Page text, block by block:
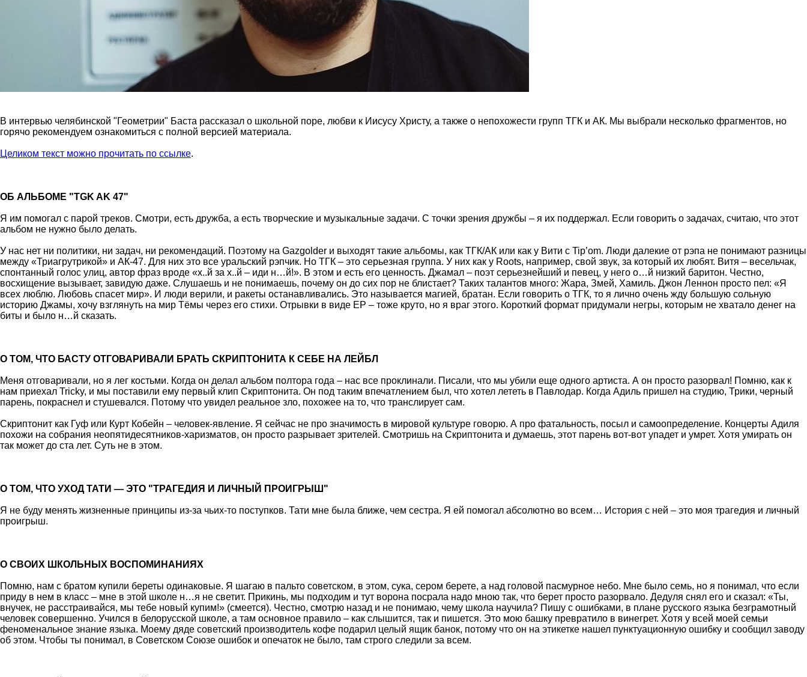
В интервью челябинской "Геометрии" Баста рассказал о школьной поре, любви к Иисусу Христу, а также о непохожести групп ТГК и АК. Мы выбрали несколько фрагментов, но
горячо рекомендуем ознакомиться с полной версией материала.
Целиком текст можно прочитать по ссылке.
ОБ АЛЬБОМЕ "TGK AK 47"
Я им помогал с парой треков. Смотри, есть дружба, а есть творческие и музыкальные задачи. С точки зрения дружбы – я их поддержал. Если говорить о задачах, считаю, что этот
альбом не нужно было делать.
У нас нет ни политики, ни задач, ни рекомендаций. Поэтому на Gazgolder и выходят такие альбомы, как ТГК/АК или как у Вити с Tip’om. Люди далекие от рэпа не понимают разницы
между «Триагрутрикой» и АК-47. Для них это все уральский рэпчик. Но ТГК – это серьезная группа. У них как у Roots, например, свой звук, за который их любят. Витя – весельчак,
спонтанный голос улиц, автор фраз вроде «х..й за х..й – иди н…й!». В этом и есть его ценность. Джамал – поэт серьезнейший и певец, у него о…й низкий баритон. Честно,
восхищение вызывает, завидую даже. Слушаешь и не понимаешь, почему он до сих пор не блистает? Таких талантов много: Жара, Змей, Хамиль. Джон Леннон просто пел: «Я
всех люблю. Любовь спасет мир». И люди верили, и ракеты останавливались. Это называется магией, братан. Если говорить о ТГК, то я лично очень жду большую сольную
историю Джамы, хочу взглянуть на мир Тёмы через его стихи. Отрывки в виде EP – тоже круто, но я враг этого. Короткий формат придумали негры, которым не хватало денег на
биты и было н…й сказать.
О ТОМ, ЧТО БАСТУ ОТГОВАРИВАЛИ БРАТЬ СКРИПТОНИТА К СЕБЕ НА ЛЕЙБЛ
Меня отговаривали, но я лег костьми. Когда он делал альбом полтора года – нас все проклинали. Писали, что мы убили еще одного артиста. А он просто разорвал! Помню, как к
нам приехал Tricky, и мы поставили ему первый клип Скриптонита. Он под таким впечатлением был, что хотел лететь в Павлодар. Когда Адиль пришел на студию, Трики, черный
парень, покраснел и стушевался. Потому что увидел реальное зло, похожее на то, что транслирует сам.
Скриптонит как Гуф или Курт Кобейн – человек-явление. Я сейчас не про значимость в мировой культуре говорю. А про фатальность, посыл и самоопределение. Концерты Адиля
похожи на собрания неопятидесятников-харизматов, он просто разрывает зрителей. Смотришь на Скриптонита и думаешь, этот парень вот-вот упадет и умрет. Хотя умирать он
так может до ста лет. Суть не в этом.
О ТОМ, ЧТО УХОД ТАТИ — ЭТО "ТРАГЕДИЯ И ЛИЧНЫЙ ПРОИГРЫШ"
Я не буду менять жизненные принципы из-за чьих-то поступков. Тати мне была ближе, чем сестра. Я ей помогал абсолютно во всем… История с ней – это моя трагедия и личный
проигрыш.
О СВОИХ ШКОЛЬНЫХ ВОСПОМИНАНИЯХ
Помню, нам с братом купили береты одинаковые. Я шагаю в пальто советском, в этом, сука, сером берете, а над головой пасмурное небо. Мне было семь, но я понимал, что если
приду в нем в класс – мне в этой школе н…я не светит. Прикинь, мы подходим и тут ворона посрала надо мною так, что берет просто разорвало. Дедуля снял его и сказал: «Ты,
внучек, не расстраивайся, мы тебе новый купим!» (смеется). Честно, смотрю назад и не понимаю, чему школа научила? Пишу с ошибками, в плане русского языка безграмотный
человек совершенно. Учился в белорусской школе, а там основное правило – как слышится, так и пишется. Это мою башку превратило в винегрет. Хотя у всей моей семьи
феноменальное знание языка. Моему дяде советский производитель кофе подарил целый ящик банок, потому что он на этикетке нашел пунктуационную ошибку и сообщил заводу
об этом. Чтобы ты понимал, в Советском Союзе ошибок и опечаток не было, там строго следили за всем.